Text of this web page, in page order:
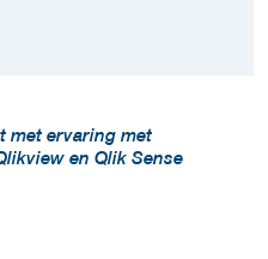
met ervaring met
en Qlik Sense